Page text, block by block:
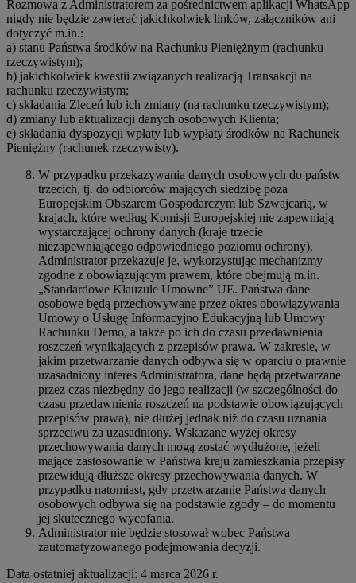
Rozmowa z Administratorem za pośrednictwem aplikacji WhatsApp
nigdy nie będzie zawierać jakichkolwiek linków, załączników ani
dotyczyć m.in.:
a) stanu Państwa środków na Rachunku Pieniężnym (rachunku
rzeczywistym);
b) jakichkolwiek kwestii związanych realizacją Transakcji na
rachunku rzeczywistym;
c) składania Zleceń lub ich zmiany (na rachunku rzeczywistym);
d) zmiany lub aktualizacji danych osobowych Klienta;
e) składania dyspozycji wpłaty lub wypłaty środków na Rachunek
Pieniężny (rachunek rzeczywisty).
W przypadku przekazywania danych osobowych do państw
trzecich, tj. do odbiorców mających siedzibę poza
Europejskim Obszarem Gospodarczym lub Szwajcarią, w
krajach, które według Komisji Europejskiej nie zapewniają
wystarczającej ochrony danych (kraje trzecie
niezapewniającego odpowiedniego poziomu ochrony),
Administrator przekazuje je, wykorzystując mechanizmy
zgodne z obowiązującym prawem, które obejmują m.in.
„Standardowe Klauzule Umowne” UE. Państwa dane
osobowe będą przechowywane przez okres obowiązywania
Umowy o Usługę Informacyjno Edukacyjną lub Umowy
Rachunku Demo, a także po ich do czasu przedawnienia
roszczeń wynikających z przepisów prawa. W zakresie, w
jakim przetwarzanie danych odbywa się w oparciu o prawnie
uzasadniony interes Administratora, dane będą przetwarzane
przez czas niezbędny do jego realizacji (w szczególności do
czasu przedawnienia roszczeń na podstawie obowiązujących
przepisów prawa), nie dłużej jednak niż do czasu uznania
sprzeciwu za uzasadniony. Wskazane wyżej okresy
przechowywania danych mogą zostać wydłużone, jeżeli
mające zastosowanie w Państwa kraju zamieszkania przepisy
przewidują dłuższe okresy przechowywania danych. W
przypadku natomiast, gdy przetwarzanie Państwa danych
osobowych odbywa się na podstawie zgody – do momentu
jej skutecznego wycofania.
Administrator nie będzie stosował wobec Państwa
zautomatyzowanego podejmowania decyzji.
Data ostatniej aktualizacji: 4 marca 2026 r.